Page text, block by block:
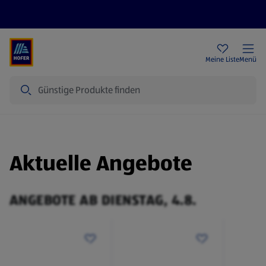
Meine ListeMenü
Aktuelle Angebote
ANGEBOTE AB DIENSTAG, 4.8.